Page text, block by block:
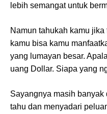
lebih semangat untuk
Namun tahukah kamu
kamu bisa kamu
yang lumayan besar.
uang Dollar. Siapa yang
Sayangnya masih
tahu dan menyadari